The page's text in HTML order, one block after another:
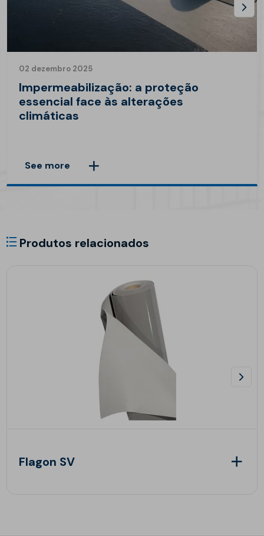
02 dezembro 2025
Impermeabilização: a proteção
essencial face às alterações
climáticas
See more
Produtos relacionados
Flagon SV